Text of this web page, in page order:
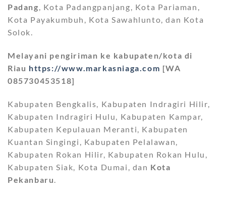
Padang, Kota Padangpanjang, Kota Pariaman,
Kota Payakumbuh, Kota Sawahlunto, dan Kota
Solok.
Melayani pengiriman ke kabupaten/kota di
Riau https://www.markasniaga.com [WA
085730453518]
Kabupaten Bengkalis, Kabupaten Indragiri Hilir,
Kabupaten Indragiri Hulu, Kabupaten Kampar,
Kabupaten Kepulauan Meranti, Kabupaten
Kuantan Singingi, Kabupaten Pelalawan,
Kabupaten Rokan Hilir, Kabupaten Rokan Hulu,
Kabupaten Siak, Kota Dumai, dan Kota
Pekanbaru.